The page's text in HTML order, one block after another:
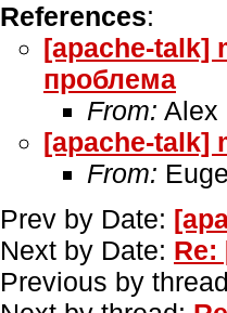
References:
[apache-talk]
проблема
From: Alex
[apache-talk]
From:
Prev by Date:
Next by Date: Re:
Previous by